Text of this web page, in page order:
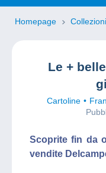
Homepage Collezioni
Le +
Cartoline
Scoprite fin da
vendite